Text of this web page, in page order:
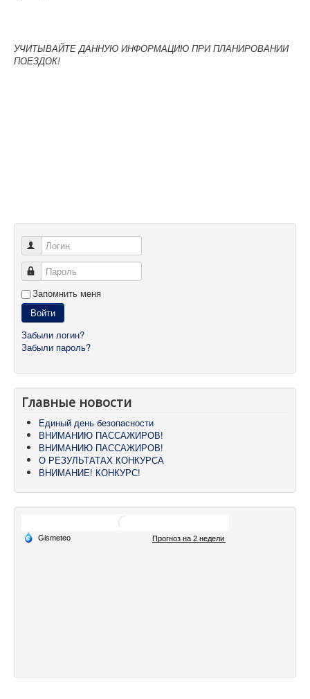
УЧИТЫВАЙТЕ ДАННУЮ ИНФОРМАЦИЮ ПРИ ПЛАНИРОВАНИИ
ПОЕЗДОК!
Логин
Пароль
Запомнить меня
Войти
Забыли логин?
Забыли пароль?
Главные новости
Единый день безопасности
ВНИМАНИЮ ПАССАЖИРОВ!
ВНИМАНИЮ ПАССАЖИРОВ!
О РЕЗУЛЬТАТАХ КОНКУРСА
ВНИМАНИЕ! КОНКУРС!